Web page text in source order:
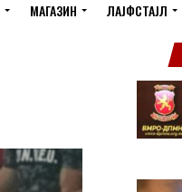
МАГАЗИН ЛАЈФСТАЈЛ